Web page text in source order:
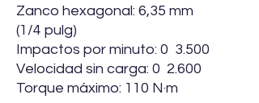
Zanco hexagonal: 6,35 mm
(1/4 pulg)
Impactos por minuto: 0  3.500
Velocidad sin carga: 0  2.600
Torque máximo: 110 N·m